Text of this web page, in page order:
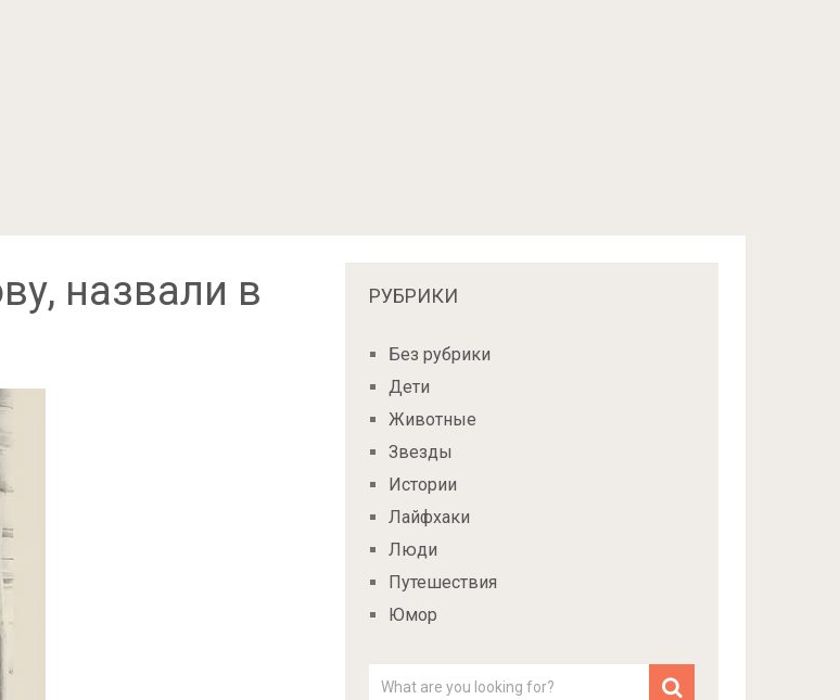
назвали в
РУБРИКИ
Без рубрики
Дети
Животные
Звезды
Истории
Лайфхаки
Люди
Путешествия
Юмор